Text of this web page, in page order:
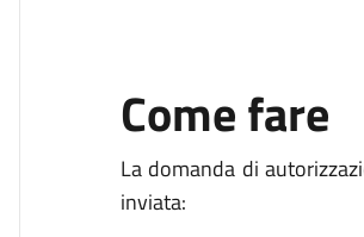
Come fare
La domanda di
inviata: